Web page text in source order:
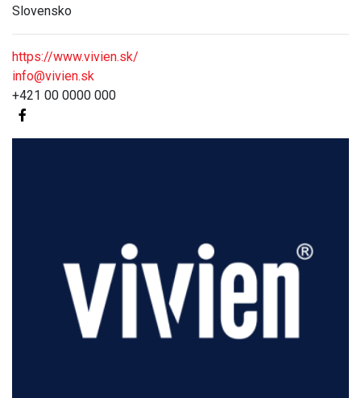
Slovensko
https://www.vivien.sk/
info@vivien.sk
+421 00 0000 000